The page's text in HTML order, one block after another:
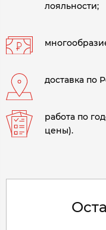
лояльности;
доставка по
работа по
цены).